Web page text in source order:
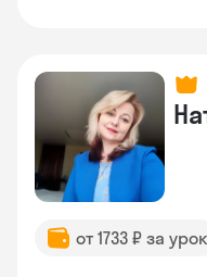
от 1733 ₽ за урок